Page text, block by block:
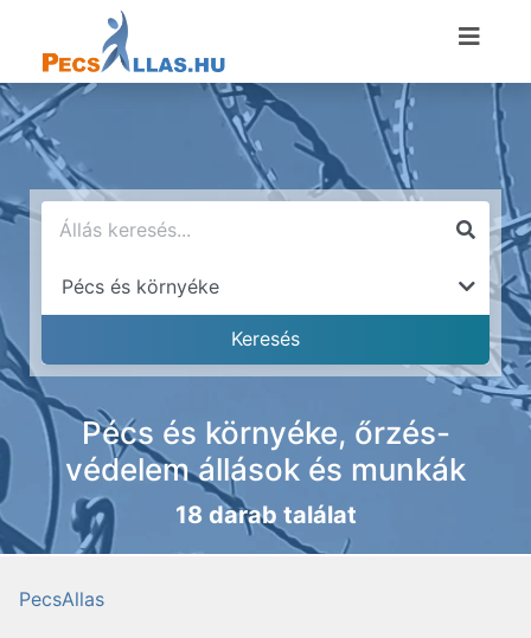
Pécs és környéke, őrzés-
védelem állások és munkák
18 darab találat
PecsAllas